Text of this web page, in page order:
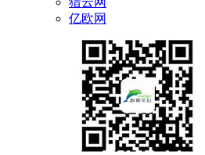
亿欧网